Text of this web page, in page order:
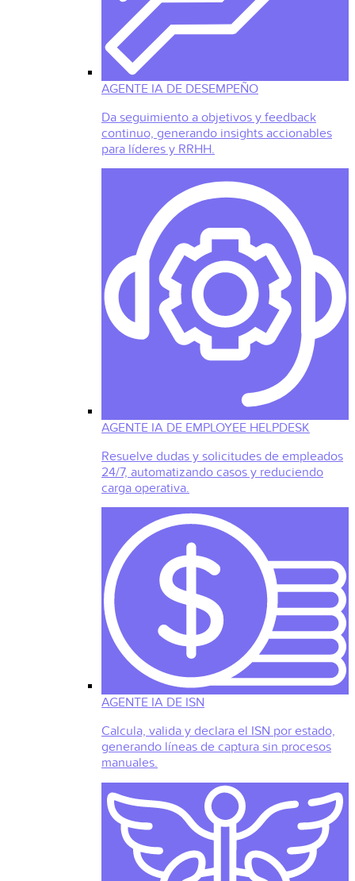
AGENTE IA DE DESEMPEÑO
Da seguimiento a objetivos y feedback
continuo, generando insights accionables
para líderes y RRHH.
AGENTE IA DE EMPLOYEE HELPDESK
Resuelve dudas y solicitudes de empleados
24/7, automatizando casos y reduciendo
carga operativa.
AGENTE IA DE ISN
Calcula, valida y declara el ISN por estado,
generando líneas de captura sin procesos
manuales.